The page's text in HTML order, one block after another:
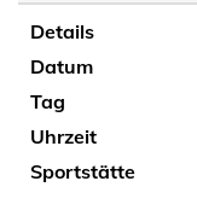
Details
Datum
Tag
Uhrzeit
Sportstätte